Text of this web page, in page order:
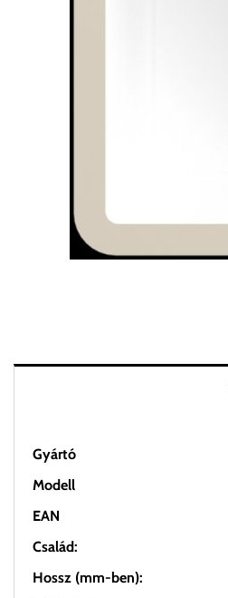
Gyártó
Modell
EAN
Család:
Hossz (mm-ben):